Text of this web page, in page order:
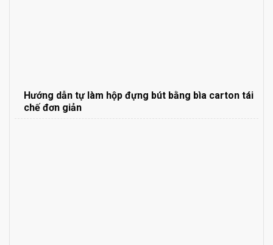
Hướng dẫn tự làm hộp đựng bút bằng bìa carton tái
chế đơn giản